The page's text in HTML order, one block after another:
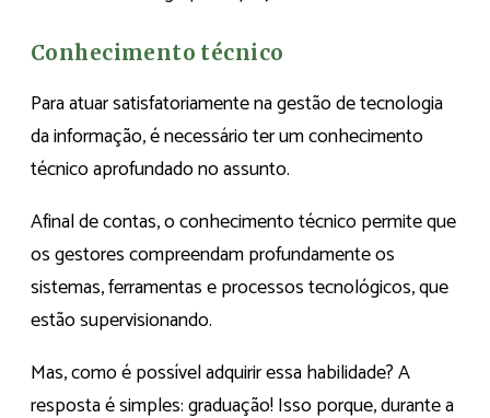
Conhecimento técnico
Para atuar satisfatoriamente na gestão de tecnologia
da informação, é necessário ter um conhecimento
técnico aprofundado no assunto.
Afinal de contas, o conhecimento técnico permite que
os gestores compreendam profundamente os
sistemas, ferramentas e processos tecnológicos, que
estão supervisionando.
Mas, como é possível adquirir essa habilidade? A
resposta é simples: graduação! Isso porque, durante a